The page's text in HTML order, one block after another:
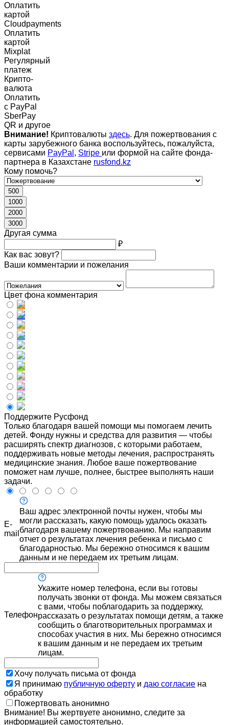
Оплатить
картой
Cloudpayments
Оплатить
картой
Mixplat
Регулярный
платеж
Крипто-
валюта
Оплатить
c PayPal
SberPay
QR и другое
Внимание! Криптовалюты здесь. Для пожертвования с
карты зарубежного банка воспользуйтесь, пожалуйста,
сервисами PayPal , Stripe или формой на сайте фонда-
партнера в Казахстане rusfond.kz
Кому помочь?
500
1000
2000
3000
Другая сумма
₽
Как вас зовут?
Ваши комментарии и пожелания
Цвет фона комментария
Поддержите Русфонд
Только благодаря вашей помощи мы помогаем лечить
детей. Фонду нужны и средства для развития — чтобы
расширять спектр диагнозов, с которыми работаем,
поддерживать новые методы лечения, распространять
медицинские знания. Любое ваше пожертвование
поможет нам лучше, полнее, быстрее выполнять наши
задачи.
E-
mail
Ваш адрес электронной почты нужен, чтобы мы
могли рассказать, какую помощь удалось оказать
благодаря вашему пожертвованию. Мы направим
отчет о результатах лечения ребенка и письмо с
благодарностью. Мы бережно относимся к вашим
данным и не передаем их третьим лицам.
Телефон
Укажите номер телефона, если вы готовы
получать звонки от фонда. Мы можем связаться
с вами, чтобы поблагодарить за поддержку,
рассказать о результатах помощи детям, а также
сообщить о благотворительных программах и
способах участия в них. Мы бережно относимся
к вашим данным и не передаем их третьим
лицам.
Хочу получать письма от фонда
Я принимаю публичную оферту и даю согласие на
обработку
Пожертвовать анонимно
Внимание! Вы жертвуете анонимно, следите за
информацией самостоятельно.